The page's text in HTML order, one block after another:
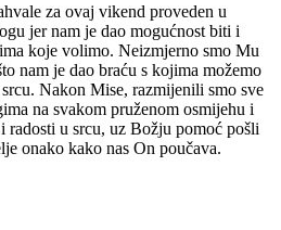
za ovaj vikend proveden u
jer nam je dao mogućnost biti i
koje volimo. Neizmjerno smo Mu
nam je dao braću s kojima možemo
Nakon Mise, razmijenili smo sve
na svakom pruženom osmijehu i
radosti u srcu, uz Božju pomoć pošli
onako kako nas On poučava.